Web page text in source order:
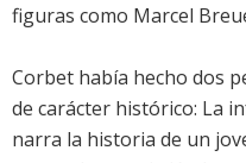
figuras como Marcel
Corbet había hecho dos
de carácter histórico: La
narra la historia de un